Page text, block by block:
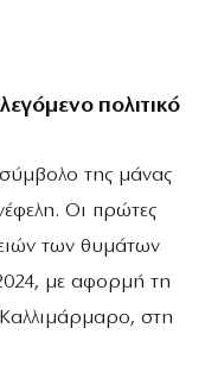
πολιτικό
της μάνας
Οι πρώτες
των θυμάτων
με αφορμή τη
στη